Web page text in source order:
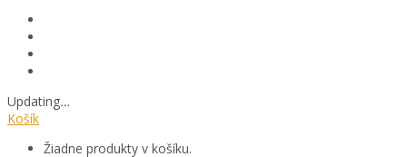
Updating…
Košík
Žiadne produkty v košíku.